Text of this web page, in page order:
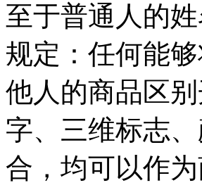
至于普通人的
规定：任何能
他人的商品区
字、三维标志
合，均可以作